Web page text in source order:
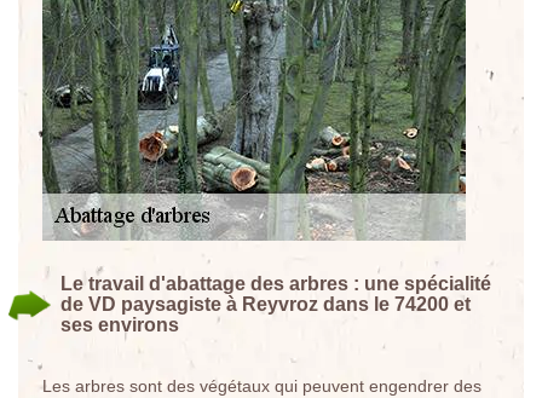
Le travail d'abattage des arbres : une spécialité
de VD paysagiste à Reyvroz dans le 74200 et
ses environs
Les arbres sont des végétaux qui peuvent engendrer des